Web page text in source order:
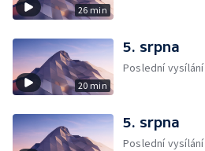
26 min
20 min
5. srpna
Poslední vysílání
5. srpna
Poslední vysílání